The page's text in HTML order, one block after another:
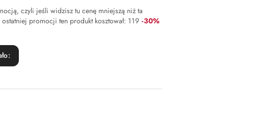
czyli jeśli widzisz tu cenę mniejszą niż ta
promocji ten produkt kosztował: 119 Rabat:
-30%